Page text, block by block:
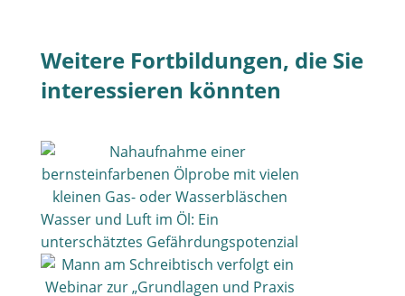
Weitere Fortbildungen, die Sie
interessieren könnten
Wasser und Luft im Öl: Ein
unterschätztes Gefährdungspotenzial